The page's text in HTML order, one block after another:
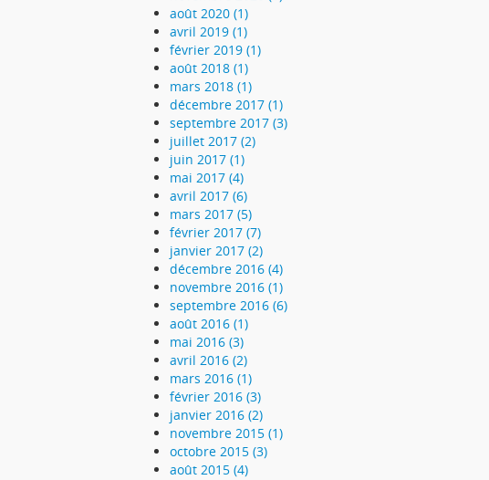
août 2020 (1)
avril 2019 (1)
février 2019 (1)
août 2018 (1)
mars 2018 (1)
décembre 2017 (1)
septembre 2017 (3)
juillet 2017 (2)
juin 2017 (1)
mai 2017 (4)
avril 2017 (6)
mars 2017 (5)
février 2017 (7)
janvier 2017 (2)
décembre 2016 (4)
novembre 2016 (1)
septembre 2016 (6)
août 2016 (1)
mai 2016 (3)
avril 2016 (2)
mars 2016 (1)
février 2016 (3)
janvier 2016 (2)
novembre 2015 (1)
octobre 2015 (3)
août 2015 (4)